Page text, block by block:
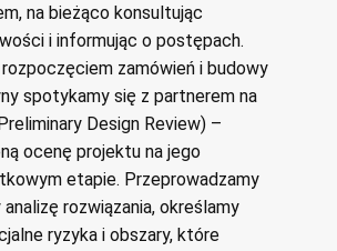
na bieżąco konsultując
i informując o postępach.
rozpoczęciem zamówień i budowy
spotykamy się z partnerem na
Design Review) –
ocenę projektu na jego
etapie. Przeprowadzamy
rozwiązania, określamy
ryzyka i obszary, które